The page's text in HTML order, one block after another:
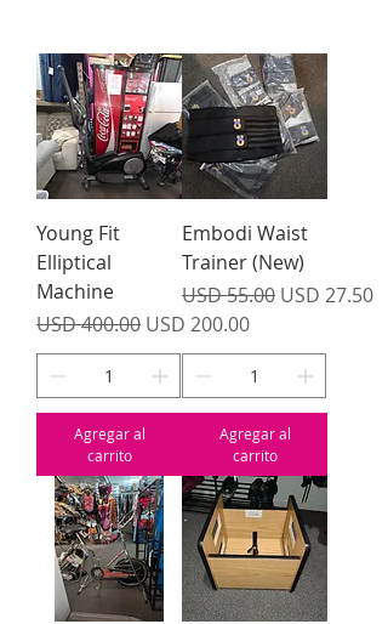
Young Fit
Elliptical
Machine
Precio
USD 400.00 Precio de oferta
USD 200.00
Agregar al
carrito
Embodi Waist
Trainer (New)
Precio
USD 55.00 Precio de
USD 27.50
Agregar al
carrito